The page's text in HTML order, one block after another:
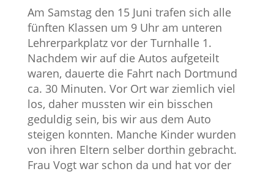
Am Samstag den 15 Juni trafen sich alle
fünften Klassen um 9 Uhr am unteren
Lehrerparkplatz vor der Turnhalle 1.
Nachdem wir auf die Autos aufgeteilt
waren, dauerte die Fahrt nach Dortmund
ca. 30 Minuten. Vor Ort war ziemlich viel
los, daher mussten wir ein bisschen
geduldig sein, bis wir aus dem Auto
steigen konnten. Manche Kinder wurden
von ihren Eltern selber dorthin gebracht.
Frau Vogt war schon da und hat vor der